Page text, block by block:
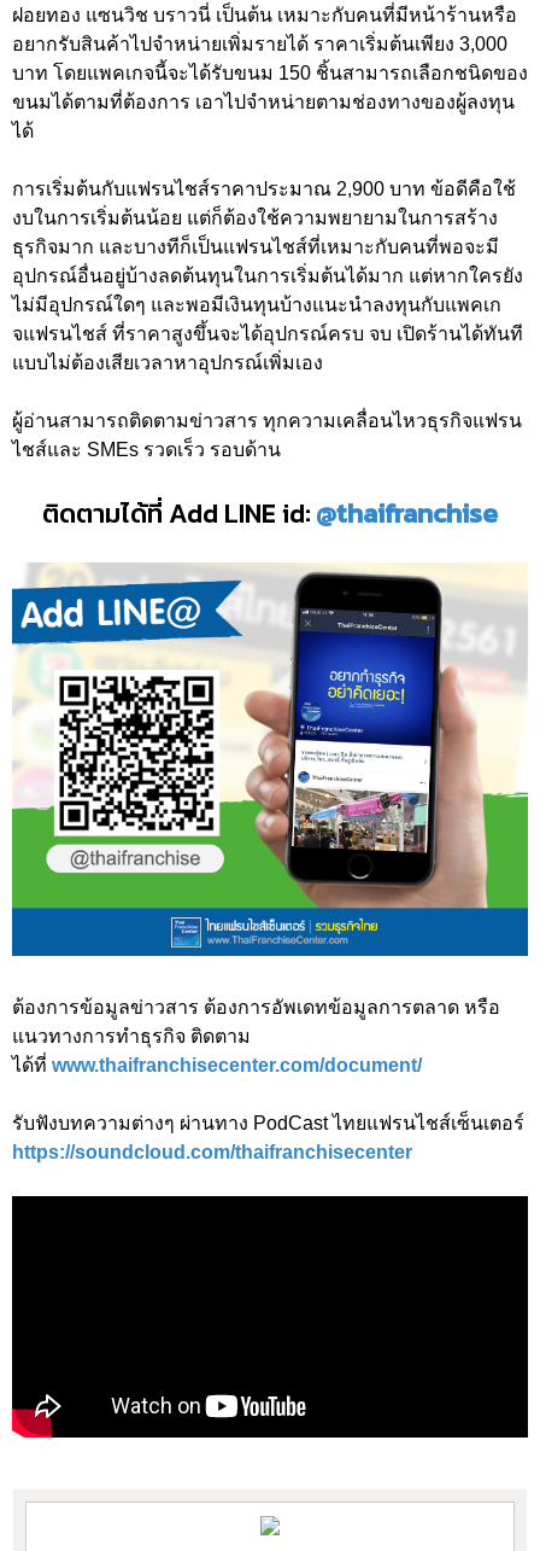
ฝอยทอง แซนวิช บราวนี่ เป็นต้น เหมาะกับคนที่มีหน้าร้านหรือ
อยากรับสินค้าไปจำหน่ายเพิ่มรายได้ ราคาเริ่มต้นเพียง 3,000
บาท โดยแพคเกจนี้จะได้รับขนม 150 ชิ้นสามารถเลือกชนิดของ
ขนมได้ตามที่ต้องการ เอาไปจำหน่ายตามช่องทางของผู้ลงทุน
ได้
การเริ่มต้นกับแฟรนไชส์ราคาประมาณ 2,900 บาท ข้อดีคือใช้
งบในการเริ่มต้นน้อย แต่ก็ต้องใช้ความพยายามในการสร้าง
ธุรกิจมาก และบางทีก็เป็นแฟรนไชส์ที่เหมาะกับคนที่พอจะมี
อุปกรณ์อื่นอยู่บ้างลดต้นทุนในการเริ่มต้นได้มาก แต่หากใครยัง
ไม่มีอุปกรณ์ใดๆ และพอมีเงินทุนบ้างแนะนำลงทุนกับแพคเก
จแฟรนไชส์ ที่ราคาสูงขึ้นจะได้อุปกรณ์ครบ จบ เปิดร้านได้ทันที
แบบไม่ต้องเสียเวลาหาอุปกรณ์เพิ่มเอง
ผู้อ่านสามารถติดตามข่าวสาร ทุกความเคลื่อนไหวธุรกิจแฟรน
ไชส์และ SMEs รวดเร็ว รอบด้าน
ติดตามได้ที่ Add LINE id:@thaifranchise
ต้องการข้อมูลข่าวสาร ต้องการอัพเดทข้อมูลการตลาด หรือ
แนวทางการทำธุรกิจ ติดตาม
ได้ที่ www.thaifranchisecenter.com/document/
รับฟังบทความต่างๆ ผ่านทาง PodCast ไทยแฟรนไชส์เซ็นเตอร์
https://soundcloud.com/thaifranchisecenter